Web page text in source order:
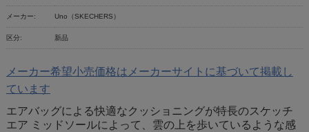
メーカー: Uno（SKECHERS）
区分: 新品
メーカー希望小売価格はメーカーサイトに基づいて掲載し
ています
エアバッグによる快適なクッショニングが特長のスケッチ
エア ミッドソールによって、雲の上を歩いているような感